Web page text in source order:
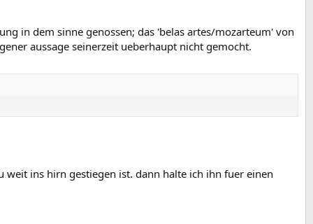
in dem sinne genossen; das 'belas artes/mozarteum' von
aussage seinerzeit ueberhaupt nicht gemocht.
ins hirn gestiegen ist. dann halte ich ihn fuer einen